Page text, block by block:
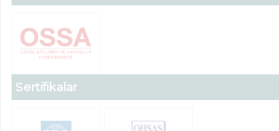
Sertifikalar